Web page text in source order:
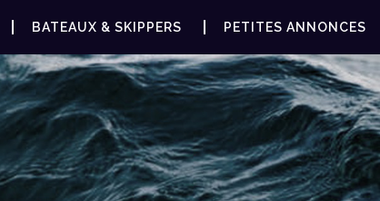
BATEAUX & SKIPPERS PETITES ANNONCES